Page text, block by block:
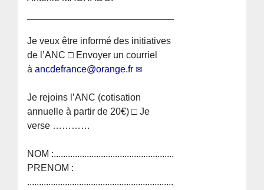
Je veux être informé des initiatives
de l’ANC □ Envoyer un courriel
àancdefrance@orange.fr
Je rejoins l’ANC (cotisation
annuelle à partir de 20€) □ Je
verse …………
NOM :.......................................................................
PRENOM :
...............................................................